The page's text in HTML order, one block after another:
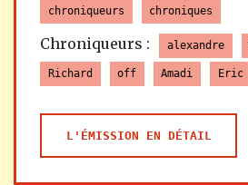
chroniqueurs chroniques
Chroniqueurs : alexandre
Richard off Amadi Eric
L'ÉMISSION EN DÉTAIL